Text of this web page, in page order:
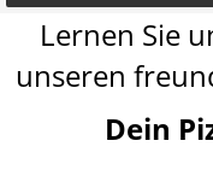
Lernen Sie
unseren
Dein